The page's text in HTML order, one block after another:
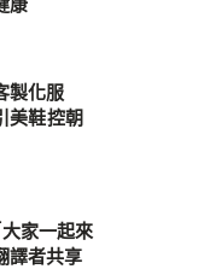
製化服
鞋控朝
家一起來
譯者共享